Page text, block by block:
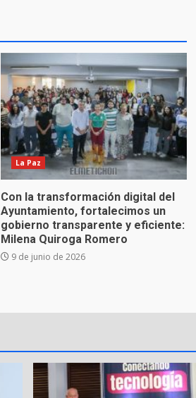
La Paz
Con la transformación digital del
Ayuntamiento, fortalecimos un
gobierno transparente y eficiente:
Milena Quiroga Romero
9 de junio de 2026